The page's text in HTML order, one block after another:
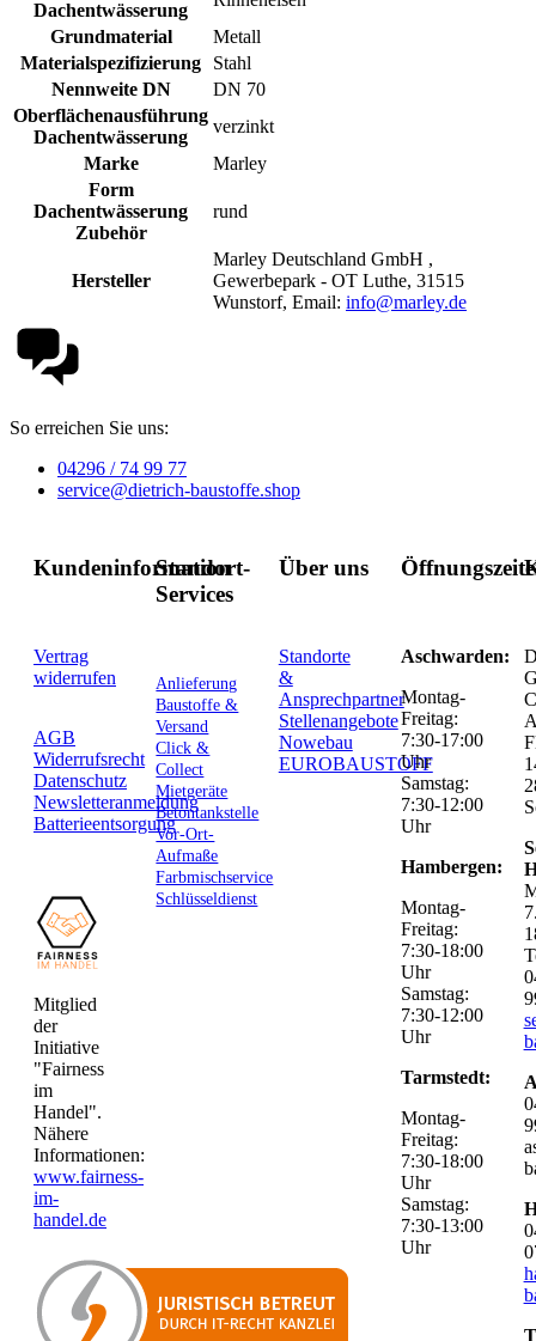
Dachentwässerung
Grundmaterial
Metall
Materialspezifizierung
Stahl
Nennweite DN
DN 70
Oberflächenausführung
Dachentwässerung
verzinkt
Marke
Marley
Form
Dachentwässerung
Zubehör
rund
Hersteller
Marley Deutschland GmbH ,
Gewerbepark - OT Luthe, 31515
Wunstorf, Email: info@marley.de
So erreichen Sie uns:
04296 / 74 99 77
service@dietrich-baustoffe.shop
Kundeninformation
Vertrag
widerrufen
AGB
Widerrufsrecht
Datenschutz
Newsletteranmeldung
Batterieentsorgung
Mitglied
der
Initiative
"Fairness
im
Handel".
Nähere
Informationen:
www.fairness-
im-
handel.de
Standort-
Services
Anlieferung
Baustoffe &
Versand
Click &
Collect
Mietgeräte
Betontankstelle
Vor-Ort-
Aufmaße
Farbmischservice
Schlüsseldienst
Über uns
Standorte
&
Ansprechpartner
Stellenangebote
Nowebau
EUROBAUSTOFF
Aschwarden:
Montag-
Freitag:
7:30-17:00
Uhr
Samstag:
7:30-12:00
Uhr
Hambergen:
Montag-
Freitag:
7:30-18:00
Uhr
Samstag:
7:30-12:00
Uhr
Tarmstedt:
Montag-
Freitag:
7:30-18:00
Uhr
Samstag:
7:30-13:00
Uhr